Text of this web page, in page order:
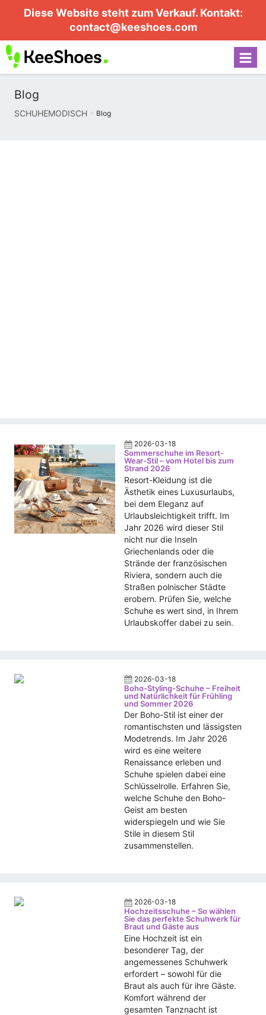
Diese Website steht zum Verkauf. Kontakt:
contact@keeshoes.com
Blog
SCHUHEMODISCH Blog
2026-03-18
Sommerschuhe im Resort-
Wear-Stil – vom Hotel bis zum
Strand 2026
Resort-Kleidung ist die
Ästhetik eines Luxusurlaubs,
bei dem Eleganz auf
Urlaubsleichtigkeit trifft. Im
Jahr 2026 wird dieser Stil
nicht nur die Inseln
Griechenlands oder die
Strände der französischen
Riviera, sondern auch die
Straßen polnischer Städte
erobern. Prüfen Sie, welche
Schuhe es wert sind, in Ihrem
Urlaubskoffer dabei zu sein.
2026-03-18
Boho-Styling-Schuhe – Freiheit
und Natürlichkeit für Frühling
und Sommer 2026
Der Boho-Stil ist einer der
romantischsten und lässigsten
Modetrends. Im Jahr 2026
wird es eine weitere
Renaissance erleben und
Schuhe spielen dabei eine
Schlüsselrolle. Erfahren Sie,
welche Schuhe den Boho-
Geist am besten
widerspiegeln und wie Sie
Stile in diesem Stil
zusammenstellen.
2026-03-18
Hochzeitsschuhe – So wählen
Sie das perfekte Schuhwerk für
Braut und Gäste aus
Eine Hochzeit ist ein
besonderer Tag, der
angemessenes Schuhwerk
erfordert – sowohl für die
Braut als auch für ihre Gäste.
Komfort während der
gesamten Tanznacht ist